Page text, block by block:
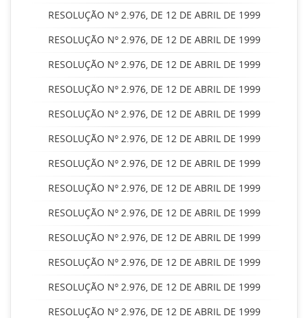
RESOLUÇÃO Nº 2.976, DE 12 DE ABRIL DE 1999
RESOLUÇÃO Nº 2.976, DE 12 DE ABRIL DE 1999
RESOLUÇÃO Nº 2.976, DE 12 DE ABRIL DE 1999
RESOLUÇÃO Nº 2.976, DE 12 DE ABRIL DE 1999
RESOLUÇÃO Nº 2.976, DE 12 DE ABRIL DE 1999
RESOLUÇÃO Nº 2.976, DE 12 DE ABRIL DE 1999
RESOLUÇÃO Nº 2.976, DE 12 DE ABRIL DE 1999
RESOLUÇÃO Nº 2.976, DE 12 DE ABRIL DE 1999
RESOLUÇÃO Nº 2.976, DE 12 DE ABRIL DE 1999
RESOLUÇÃO Nº 2.976, DE 12 DE ABRIL DE 1999
RESOLUÇÃO Nº 2.976, DE 12 DE ABRIL DE 1999
RESOLUÇÃO Nº 2.976, DE 12 DE ABRIL DE 1999
RESOLUÇÃO Nº 2.976, DE 12 DE ABRIL DE 1999